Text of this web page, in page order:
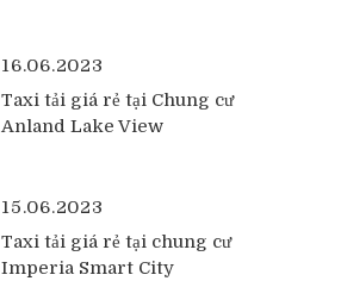
16.06.2023
Taxi tải giá rẻ tại Chung cư
Anland Lake View
15.06.2023
Taxi tải giá rẻ tại chung cư
Imperia Smart City